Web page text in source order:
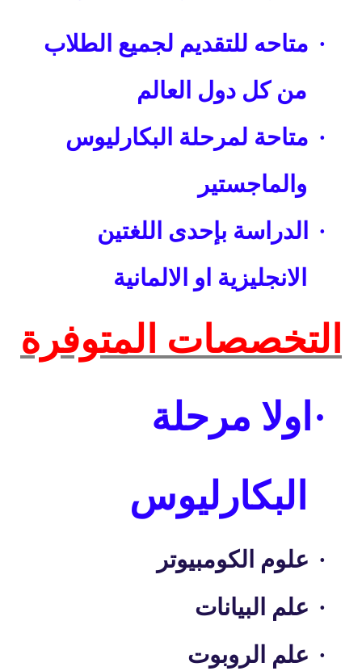
· متاحه للتقديم لجميع الطلاب
من كل دول العالم
· متاحة لمرحلة البكارليوس
والماجستير
·
الدراسة بإحدى اللغتين
الانجليزية او الالمانية
التخصصات المتوفرة
· اولا مرحلة
البكارليوس
· علوم الكومبيوتر
· علم البيانات
· علم الروبوت